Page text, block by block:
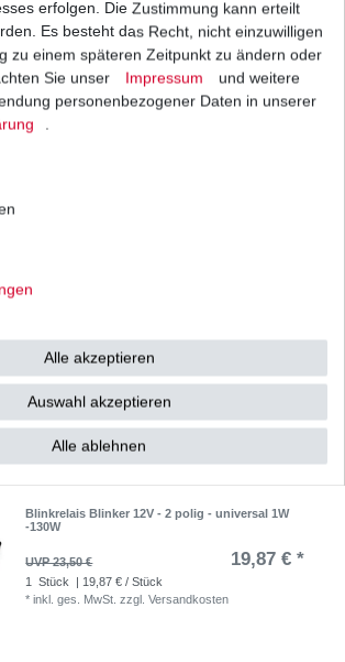
1 Stück | 13,68 € / Stück
*
inkl. ges. MwSt. zzgl. Versandkosten
Blinkrelais Blinker 12 V - 2 polig - 21W x 2 + 3,4W
* inkl. ges. MwSt.zzgl.Versandkosten
Blinkrelais Blinker 12V - 2 polig - universal 1W
-130W
UVP 23,50 € 19,87 € *
1 Stück
| 19,87 € / Stück
*inkl. ges. MwSt. zzgl.Versandkosten
erfolgen. Die Zustimmung kann erteilt
Es besteht das Recht, nicht einzuwilligen
zu einem späteren Zeitpunkt zu ändern oder
Sie unser
Impressum
und weitere
personenbezogener Daten in unserer
.
Alle akzeptieren
Auswahl akzeptieren
Alle ablehnen